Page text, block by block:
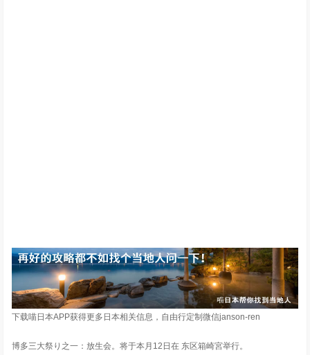
下载喵日本APP获得更多日本相关信息，自由行定制微信janson-ren
博多三大祭り之一：放生会。将于本月12日在 东区箱崎宮举行。